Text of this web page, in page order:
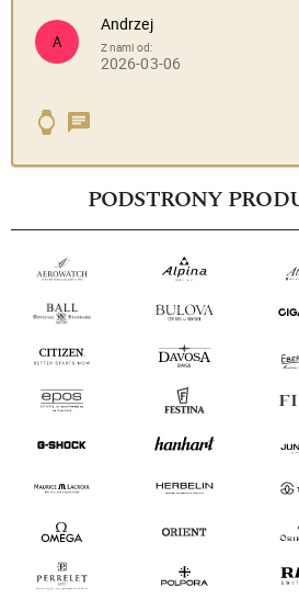
A
Andrzej
Z nami od:
2026-03-06
PODSTRONY